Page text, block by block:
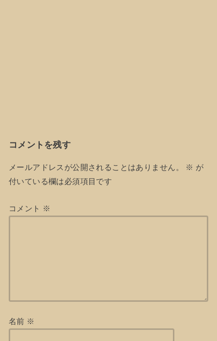
コメントを残す
メールアドレスが公開されることはありません。 ※ が
付いている欄は必須項目です
コメント ※
名前 ※